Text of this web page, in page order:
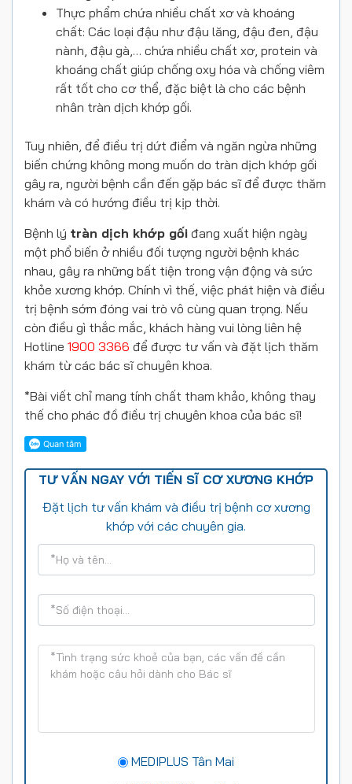
Thực phẩm chứa nhiều chất xơ và khoáng
chất: Các loại đậu như đậu lăng, đậu đen, đậu
nành, đậu gà,… chứa nhiều chất xơ, protein và
khoáng chất giúp chống oxy hóa và chống viêm
rất tốt cho cơ thể, đặc biệt là cho các bệnh
nhân tràn dịch khớp gối.
Tuy nhiên, để điều trị dứt điểm và ngăn ngừa những
biến chứng không mong muốn do tràn dịch khớp gối
gây ra, người bệnh cần đến gặp bác sĩ để được thăm
khám và có hướng điều trị kịp thời.
Bệnh lý tràn dịch khớp gối đang xuất hiện ngày
một phổ biến ở nhiều đối tượng người bệnh khác
nhau, gây ra những bất tiện trong vận động và sức
khỏe xương khớp. Chính vì thế, việc phát hiện và điều
trị bệnh sớm đóng vai trò vô cùng quan trọng. Nếu
còn điều gì thắc mắc, khách hàng vui lòng liên hệ
Hotline 1900 3366 để được tư vấn và đặt lịch thăm
khám từ các bác sĩ chuyên khoa.
*Bài viết chỉ mang tính chất tham khảo, không thay
thế cho phác đồ điều trị chuyên khoa của bác sĩ!
TƯ VẤN NGAY VỚI TIẾN SĨ CƠ XƯƠNG KHỚP
Đặt lịch tư vấn khám và điều trị bệnh cơ xương
khớp với các chuyên gia.
MEDIPLUS Tân Mai